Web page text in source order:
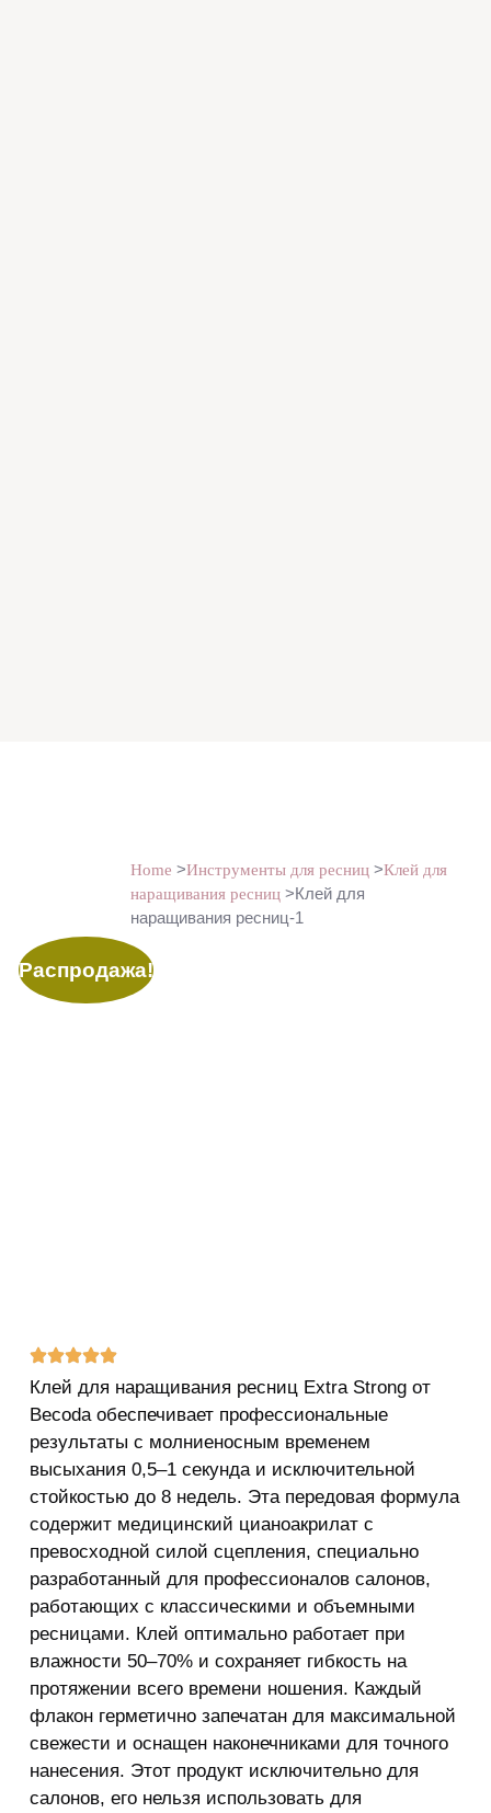
Home >Инструменты для ресниц>Клей для
наращивания ресниц>Клей для
наращивания ресниц-1
Распродажа!
Клей для наращивания ресниц Extra Strong от
Becoda обеспечивает профессиональные
результаты с молниеносным временем
высыхания 0,5–1 секунда и исключительной
стойкостью до 8 недель. Эта передовая формула
содержит медицинский цианоакрилат с
превосходной силой сцепления, специально
разработанный для профессионалов салонов,
работающих с классическими и объемными
ресницами. Клей оптимально работает при
влажности 50–70% и сохраняет гибкость на
протяжении всего времени ношения. Каждый
флакон герметично запечатан для максимальной
свежести и оснащен наконечниками для точного
нанесения. Этот продукт исключительно для
салонов, его нельзя использовать для